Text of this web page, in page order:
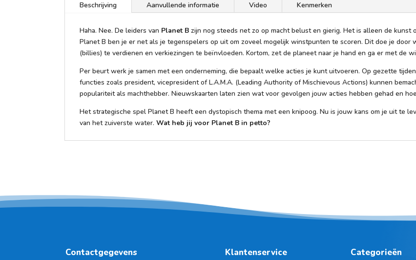
Beschrijving Aanvullende informatie Video Kenmerken
Haha. Nee. De leiders van Planet B zijn nog steeds net zo op macht belust en gierig. Het is alleen de kunst
Planet B ben je er net als je tegenspelers op uit om zoveel mogelijk winstpunten te scoren. Dit doe je
(billies) te verdienen en verkiezingen te beïnvloeden. Kortom, zet de planeet naar je hand en ga er met de
Per beurt werk je samen met een onderneming, die bepaalt welke acties je kunt uitvoeren. Op gezette
functies zoals president, vicepresident of L.A.M.A. (Leading Authority of Mischievous Actions) kunnen
populariteit als machthebber. Nieuwskaarten laten zien wat voor gevolgen jouw acties hebben gehad en
Het strategische spel Planet B heeft een dystopisch thema met een knipoog. Nu is jouw kans om je uit te
van het zuiverste water. Wat heb jij voor Planet B in petto?
Contactgegevens Klantenservice Categorieën